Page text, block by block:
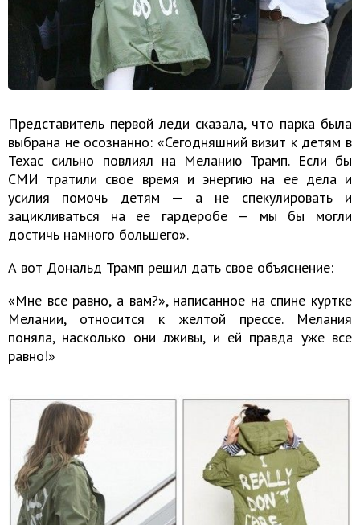
Представитель первой леди сказала, что парка была
выбрана не осознанно: «Сегодняшний визит к детям в
Техас сильно повлиял на Меланию Трамп. Если бы
СМИ тратили свое время и энергию на ее дела и
усилия помочь детям — а не спекулировать и
зацикливаться на ее гардеробе — мы бы могли
достичь намного большего».
А вот Дональд Трамп решил дать свое объяснение:
«Мне все равно, а вам?», написанное на спине куртке
Мелании, относится к желтой прессе. Мелания
поняла, насколько они лживы, и ей правда уже все
равно!»